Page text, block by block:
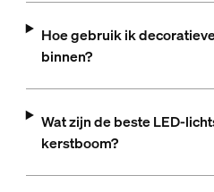
Hoe gebruik ik
binnen?
Wat zijn de beste LED-
kerstboom?